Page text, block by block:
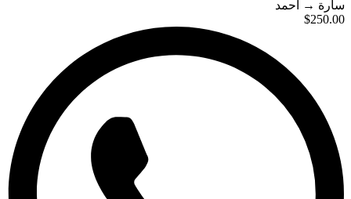
سارة →
أحمد
$250.00